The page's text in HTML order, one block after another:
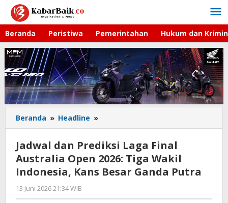
Lewati
konten
Beranda Peristiwa Pemerintahan Hukum dan
Beranda » Headline »
dan
Prediksi
Laga
Final
Australia
Jadwal dan Prediksi Laga Final
Australia Open 2026: Tiga Wakil
Indonesia, Kans Besar Ganda Putra
13 Juni 2026 21:34 WIB
Hardy